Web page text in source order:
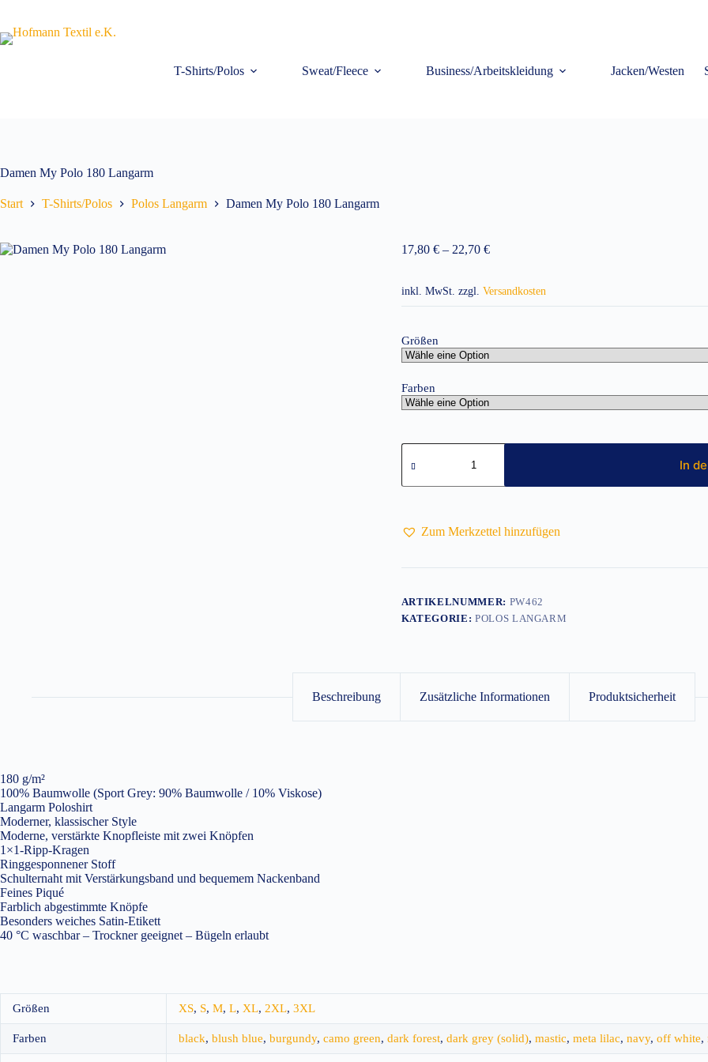
springen
T-Shirts/Polos Sweat/Fleece Business/Arbeitskleidung Jacken/Westen
Damen My Polo 180 Langarm
Start T-Shirts/Polos Polos Langarm Damen My Polo 180 Langarm
17,80 €– 22,70 €
inkl. MwSt. zzgl. Versandkosten
Größen
Farben
Damen
My
180
In
Zum Merkzettel hinzufügen
ARTIKELNUMMER: PW462
KATEGORIE: POLOS LANGARM
Beschreibung Zusätzliche Informationen Produktsicherheit
180 g/m²
100% Baumwolle (Sport Grey: 90% Baumwolle / 10% Viskose)
Langarm Poloshirt
Moderner, klassischer Style
Moderne, verstärkte Knopfleiste mit zwei Knöpfen
1×1-Ripp-Kragen
Ringgesponnener Stoff
Schulternaht mit Verstärkungsband und bequemem Nackenband
Feines Piqué
Farblich abgestimmte Knöpfe
Besonders weiches Satin-Etikett
40 °C waschbar – Trockner geeignet – Bügeln erlaubt
Größen XS, S, M, L, XL, 2XL, 3XL
Farben black, blush blue, burgundy, camo green, dark forest, dark grey (solid), mastic, meta lilac, navy, off white,